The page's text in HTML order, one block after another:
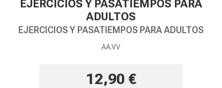
EJERCICIOS Y PASATIEMPOS PARA
ADULTOS
EJERCICIOS Y PASATIEMPOS PARA ADULTOS
AA.VV
12,90 €